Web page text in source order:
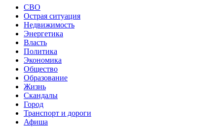
СВО
Острая ситуация
Недвижимость
Энергетика
Власть
Политика
Экономика
Общество
Образование
Жизнь
Скандалы
Город
Транспорт и дороги
Афиша